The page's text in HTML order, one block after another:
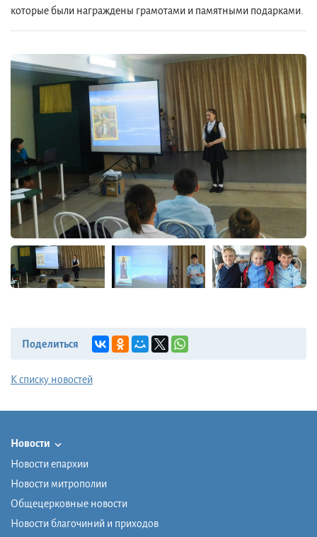
которые были награждены грамотами и памятными подарками.
Поделиться
К списку новостей
Новости
Новости епархии
Новости митрополии
Общецерковные новости
Новости благочиний и приходов